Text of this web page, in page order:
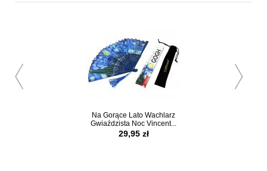
Na Gorące Lato Wachlarz
Gwiaździsta Noc Vincent...
29,95 zł